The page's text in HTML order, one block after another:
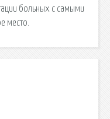
больных с самыми
место.